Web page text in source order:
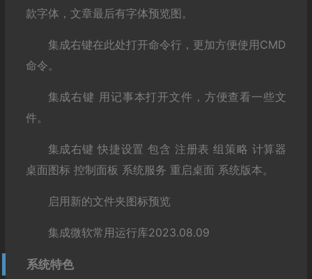
款字体，文章最后有字体预览图。
集成右键在此处打开命令行，更加方便使用CMD
命令。
集成右键 用记事本打开文件，方便查看一些文
件。
集成右键 快捷设置 包含 注册表 组策略 计算器
桌面图标 控制面板 系统服务 重启桌面 系统版本。
启用新的文件夹图标预览
集成微软常用运行库2023.08.09
系统特色